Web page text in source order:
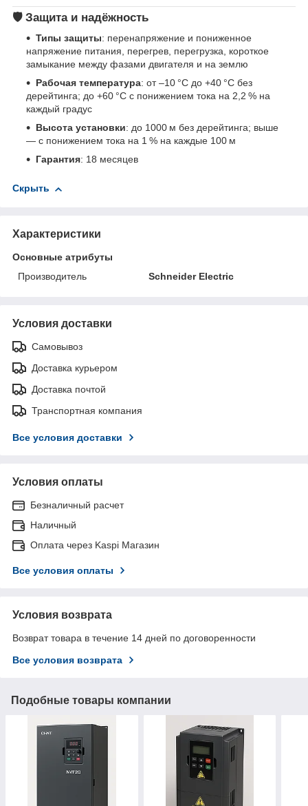
🛡️ Защита и надёжность
Типы защиты: перенапряжение и пониженное
напряжение питания, перегрев, перегрузка, короткое
замыкание между фазами двигателя и на землю
Рабочая температура: от –10 °C до +40 °C без
дерейтинга; до +60 °C с понижением тока на 2,2 % на
каждый градус
Высота установки: до 1000 м без дерейтинга; выше
— с понижением тока на 1 % на каждые 100 м
Гарантия: 18 месяцев
Скрыть
Характеристики
Основные атрибуты
Производитель
Schneider Electric
Условия доставки
Самовывоз
Доставка курьером
Доставка почтой
Транспортная компания
Все условия доставки
Условия оплаты
Безналичный расчет
Наличный
Оплата через Kaspi Магазин
Все условия оплаты
Условия возврата
Возврат товара в течение 14 дней по договоренности
Все условия возврата
Подобные товары компании